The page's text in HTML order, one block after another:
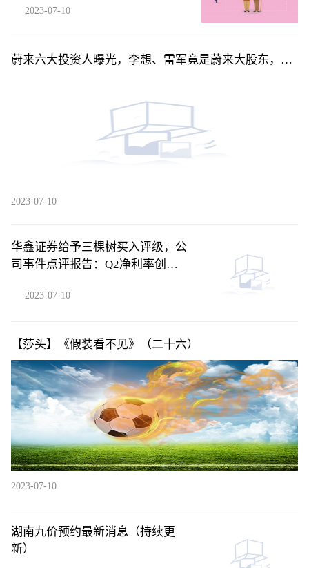
2023-07-10
蔚来六大投资人曝光，李想、雷军竟是蔚来大股东，俞
2023-07-10
华鑫证券给予三棵树买入评级，公
司事件点评报告：Q2净利率创新
2023-07-10
【莎头】《假装看不见》（二十六）
2023-07-10
湖南九价预约最新消息（持续更
新）